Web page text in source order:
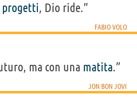
progetti, Dio ride.”
FABIO VOLO
ma con una matita.”
JON BON JOVI